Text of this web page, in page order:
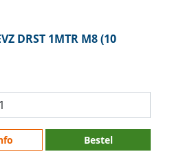
DRST 1MTR M8 (10
Bestel